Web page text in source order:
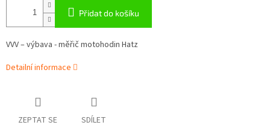
Přidat do košíku
VVV – výbava - měřič motohodin Hatz
Detailní informace
ZEPTAT SE SDÍLET